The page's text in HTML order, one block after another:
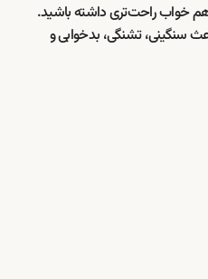
خواب راحت‌تری داشته باشید.
سنگینی، تشنگی، بدخوابی و